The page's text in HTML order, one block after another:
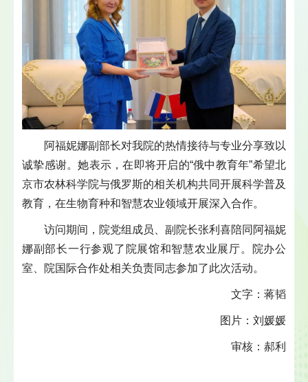
阿福妮娜副部长对我院的热情接待与专业分享致以
诚挚感谢。她表示，在即将开启的“俄中教育年”希望北
京市农林科学院与俄罗斯的相关机构共同开展科学普及
教育，在生物育种和智慧农业领域开展深入合作。
访问期间，院党组成员、副院长张利喜陪同阿福妮
娜副部长一行参观了院展馆和智慧农业展厅。院办公
室、院国际合作处相关负责同志参加了此次活动。
文字：蒋韬
图片：刘媛媛
审核：郝利